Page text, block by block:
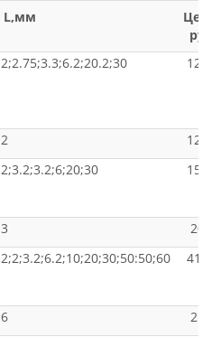
L,мм
руб
2;2.75;3.3;6.2;20.2;30
2
2;3.2;3.2;6;20;30
3
200
2;2;3.2;6.2;10;20;30;50:50;60
6
250